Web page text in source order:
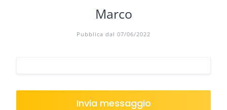
Marco
Pubblica dal 07/06/2022
Invia messaggio